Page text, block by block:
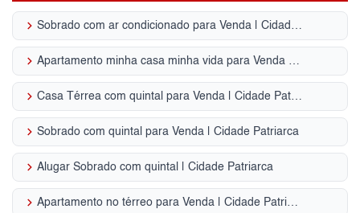
keyboard_arrow_right Sobrado com ar condicionado para Venda | Cidade Patriarca
keyboard_arrow_right Apartamento minha casa minha vida para Venda | Cidade Patriarca
keyboard_arrow_right Casa Térrea com quintal para Venda | Cidade Patriarca
keyboard_arrow_right Sobrado com quintal para Venda | Cidade Patriarca
keyboard_arrow_right Alugar Sobrado com quintal | Cidade Patriarca
keyboard_arrow_right Apartamento no térreo para Venda | Cidade Patriarca